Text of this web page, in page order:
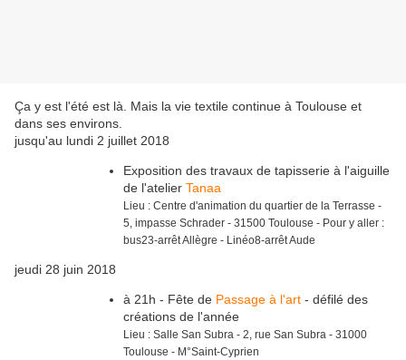
Ça y est l'été est là. Mais la vie textile continue à Toulouse et
dans ses environs.
jusqu'au lundi 2 juillet 2018
Exposition des travaux de tapisserie à l'aiguille
de l'atelier Tanaa
Lieu : Centre d'animation du quartier de la Terrasse -
5, impasse Schrader - 31500 Toulouse - Pour y aller :
bus23-arrêt Allègre - Linéo8-arrêt Aude
jeudi 28 juin 2018
à 21h - Fête de Passage à l'art - défilé des
créations de l'année
Lieu : Salle San Subra - 2, rue San Subra - 31000
Toulouse - M°Saint-Cyprien